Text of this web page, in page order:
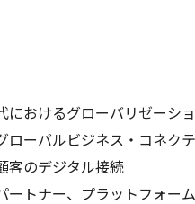
おけるグローバリゼーシ
ーバルビジネス・コネク
のデジタル接続
トナー、プラットフォー